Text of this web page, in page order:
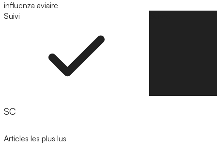
influenza aviaire
Suivi
SC
Articles les plus lus